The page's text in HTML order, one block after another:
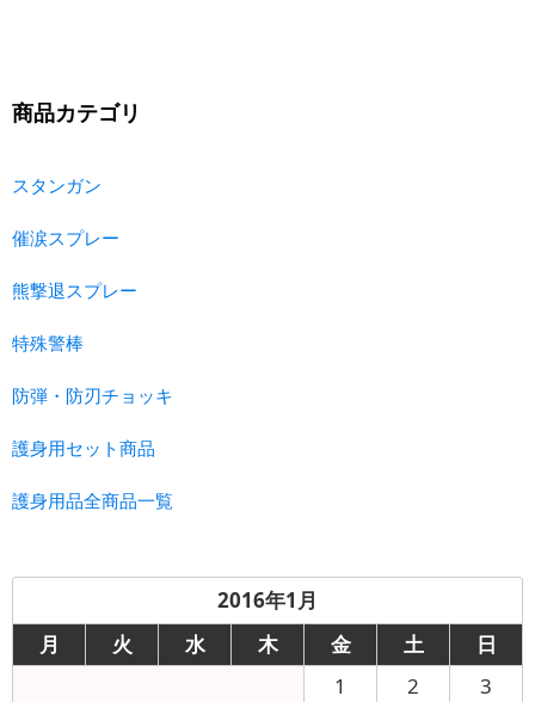
商品カテゴリ
スタンガン
催涙スプレー
熊撃退スプレー
特殊警棒
防弾・防刃チョッキ
護身用セット商品
護身用品全商品一覧
2016年1月
月
火 水 木 金 土
日
1
2
3